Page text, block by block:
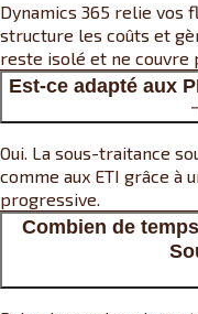
Dynamics 365 relie vos
structure les coûts et
reste isolé et ne couvre
Est-ce adapté aux
Oui. La sous-traitance
comme aux ETI grâce à
progressive.
Combien de